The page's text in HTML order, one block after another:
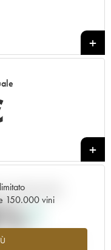
+
150.000 vini
tempo reale
2026 rispetto al 2025